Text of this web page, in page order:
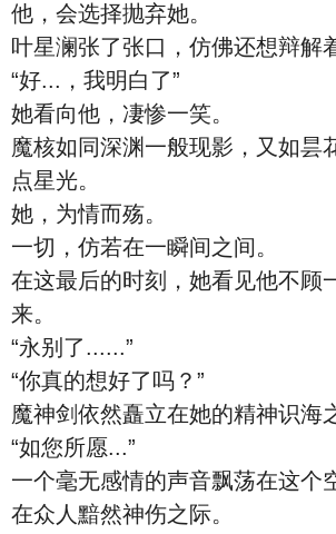
他，会选择抛弃她。
叶星澜张了张口，仿佛还想辩解
“好...，我明白了”
她看向他，凄惨一笑。
魔核如同深渊一般现影，又如昙
点星光。
她，为情而殇。
一切，仿若在一瞬间之间。
在这最后的时刻，她看见他不顾
来。
“永别了......”
“你真的想好了吗？”
魔神剑依然矗立在她的精神识海
“如您所愿...”
一个毫无感情的声音飘荡在这个
在众人黯然神伤之际。